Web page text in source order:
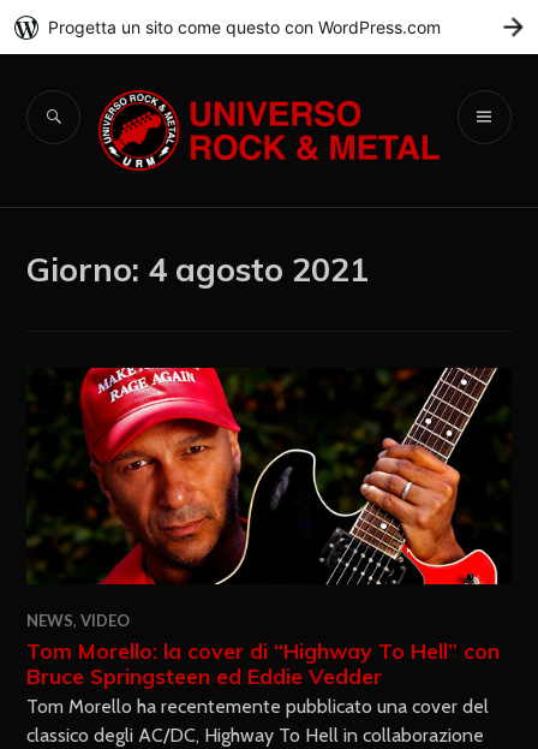
Universo Rock &
Metal
Giorno: 4 agosto 2021
NEWS,VIDEO
Tom Morello: la cover di “Highway To Hell” con
Bruce Springsteen ed Eddie Vedder
Tom Morello ha recentemente pubblicato una cover del
classico degli AC/DC, Highway To Hell in collaborazione
Progetta un sito come questo con WordPress.com